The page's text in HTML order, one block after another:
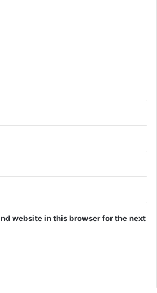
website in this browser for the next